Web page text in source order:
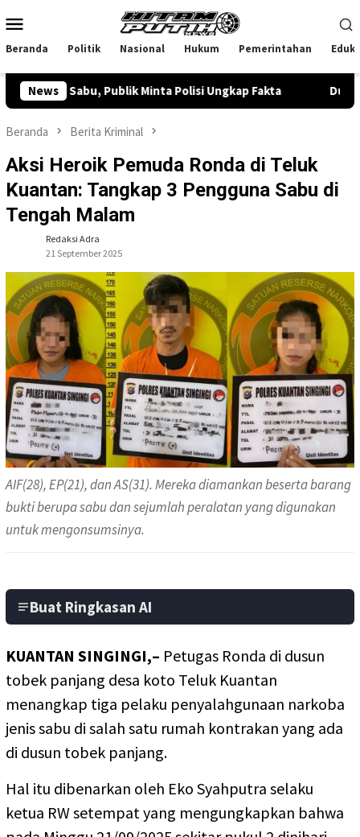
ke
Mobile
Beranda Politik Nasional Hukum Pemerintahan
News
Publik Minta Polisi Ungkap Fakta Dugaan
Beranda Berita Kriminal
Aksi Heroik Pemuda Ronda di Teluk
Kuantan: Tangkap 3 Pengguna Sabu di
Tengah Malam
Redaksi Adra
21 September 2025
AIF(28), EP(21), dan AS(31). Mereka diamankan beserta barang
bukti berupa sabu dan sejumlah peralatan yang digunakan
untuk mengonsumsinya.
Buat Ringkasan AI
KUANTAN SINGINGI,– Petugas Ronda di dusun
tobek panjang desa koto Teluk Kuantan
menangkap tiga pelaku penyalahgunaan narkoba
jenis sabu di salah satu rumah kontrakan yang ada
di dusun tobek panjang.
Hal itu dibenarkan oleh Eko Syahputra selaku
ketua RW setempat yang mengungkapkan bahwa